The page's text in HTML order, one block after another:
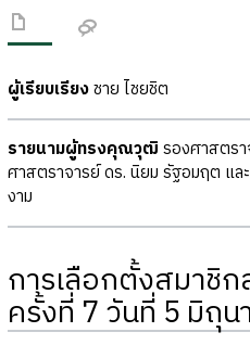
ผู้เรียบเรียงชาย ไชยชิต
รายนามผู้ทรงคุณวุฒิ รองศาสตร
ศาสตราจารย์ ดร. นิยม รัฐอมฤต แ
งาม
การเลือกตั้งสมาชิ
ครั้งที่ 7 วันที่ 5 มิถุ